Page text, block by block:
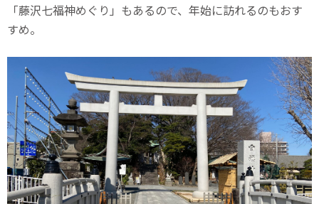
「藤沢七福神めぐり」もあるので、年始に訪れるのもおす
すめ。